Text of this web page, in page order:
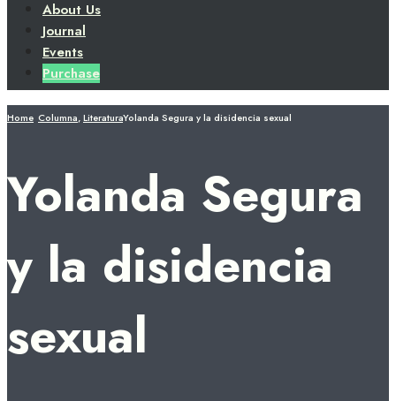
About Us
Journal
Events
Purchase
Home Columna,LiteraturaYolanda Segura y la disidencia sexual
Yolanda Segura
y la disidencia
sexual